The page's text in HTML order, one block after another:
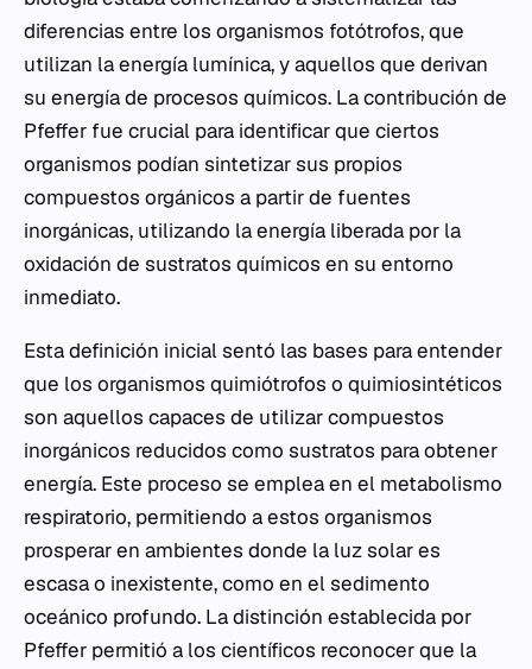
diferencias entre los organismos fotótrofos, que
utilizan la energía lumínica, y aquellos que derivan
su energía de procesos químicos. La contribución de
Pfeffer fue crucial para identificar que ciertos
organismos podían sintetizar sus propios
compuestos orgánicos a partir de fuentes
inorgánicas, utilizando la energía liberada por la
oxidación de sustratos químicos en su entorno
inmediato.
Esta definición inicial sentó las bases para entender
que los organismos quimiótrofos o quimiosintéticos
son aquellos capaces de utilizar compuestos
inorgánicos reducidos como sustratos para obtener
energía. Este proceso se emplea en el metabolismo
respiratorio, permitiendo a estos organismos
prosperar en ambientes donde la luz solar es
escasa o inexistente, como en el sedimento
oceánico profundo. La distinción establecida por
Pfeffer permitió a los científicos reconocer que la